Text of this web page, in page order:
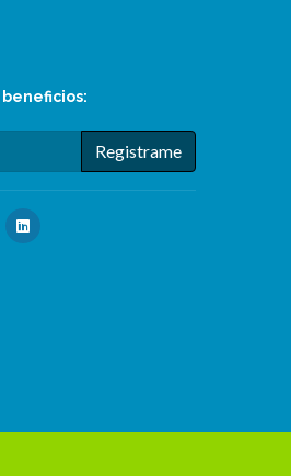
beneficios:
Registrame